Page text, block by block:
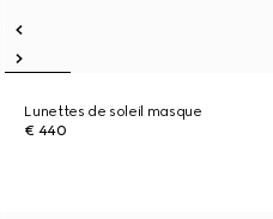
Lunettes de soleil masque
€ 440